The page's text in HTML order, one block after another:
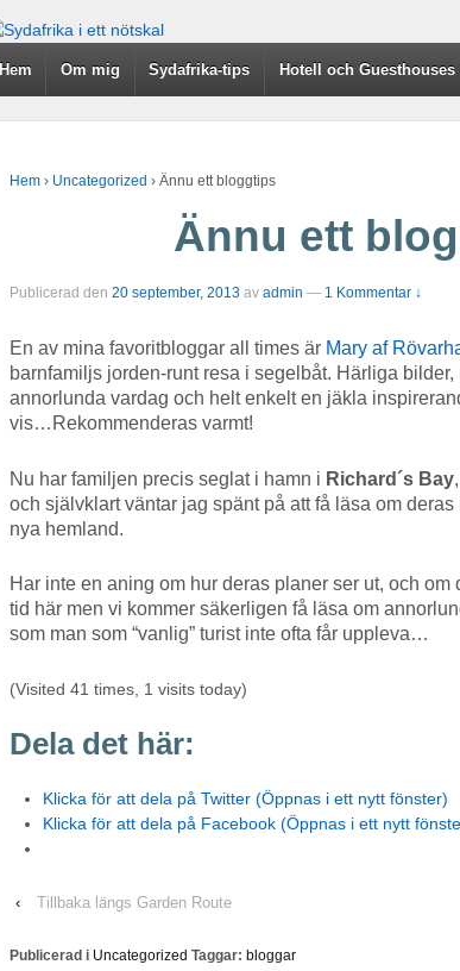
Hem Om mig Sydafrika-tips Hotell och Guesthouses
Hem › Uncategorized › Ännu ett bloggtips
Ännu ett
Publicerad den 20 september, 2013 av admin — 1 Kommentar ↓
En av mina favoritbloggar all times är Mary af
barnfamiljs jorden-runt resa i segelbåt. Härliga
annorlunda vardag och helt enkelt en jäkla
vis…Rekommenderas varmt!
Nu har familjen precis seglat i hamn i Richard´s Bay
och självklart väntar jag spänt på att få läsa om
nya hemland.
Har inte en aning om hur deras planer ser ut, och
tid här men vi kommer säkerligen få läsa om
som man som “vanlig” turist inte ofta får uppleva…
(Visited 41 times, 1 visits today)
Dela det här:
Klicka för att dela på Twitter (Öppnas i ett nytt fönster)
Klicka för att dela på Facebook (Öppnas i ett nytt
‹ Tillbaka längs Garden Route
Publicerad i Uncategorized Taggar: bloggar